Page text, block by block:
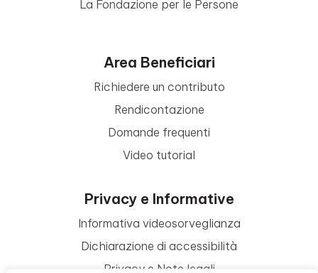
La Fondazione per le Persone
Area Beneficiari
Richiedere un contributo
Rendicontazione
Domande frequenti
Video tutorial
Privacy e Informative
Informativa videosorveglianza
Dichiarazione di accessibilità
Privacy e Note legali